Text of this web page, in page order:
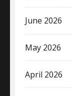
June 2026
May 2026
April 2026